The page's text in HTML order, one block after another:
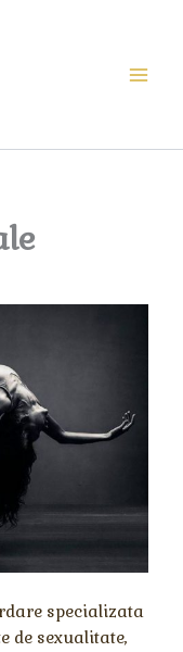
specializata
de sexualitate,